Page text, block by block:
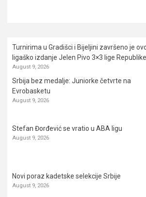
Turnirima u Gradišci i Bijeljini završeno je
ligaško izdanje Jelen Pivo 3×3 lige
August 9, 2026
Srbija bez medalje: Juniorke četvrte na
Evrobasketu
August 9, 2026
Stefan Đorđević se vratio u ABA ligu
August 9, 2026
Novi poraz kadetske selekcije Srbije
August 9, 2026